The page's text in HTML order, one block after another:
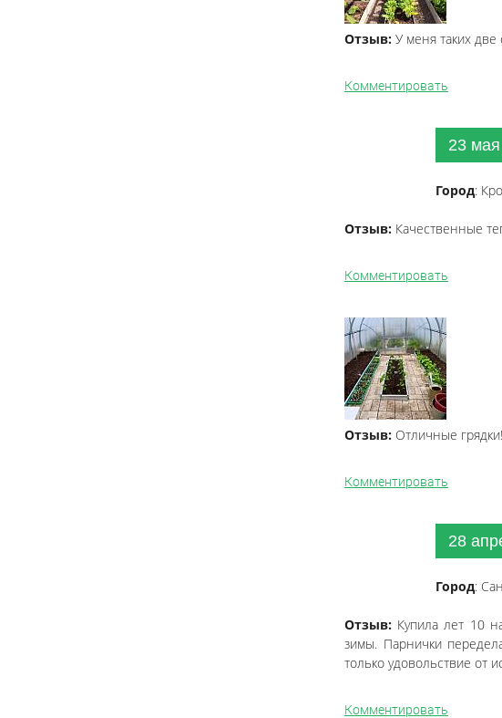
Отзыв: У меня таких
Комментировать
23
Город:
Отзыв: Качественные
Комментировать
Отзыв: Отличные
Комментировать
28
Город:
Отзыв: Купила лет 10
зимы. Парнички
только удовольствие от
Комментировать